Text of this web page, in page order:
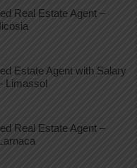
Real Estate Agent –
Estate Agent with Salary
Limassol
Real Estate Agent –